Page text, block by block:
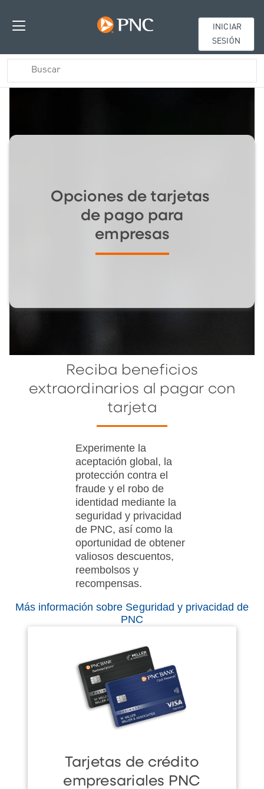
SESIÓN
Opciones de tarjetas
de pago para
empresas
Reciba beneficios
extraordinarios al pagar con
tarjeta
Experimente la
aceptación global, la
protección contra el
fraude y el robo de
identidad mediante la
seguridad y privacidad
de PNC, así como la
oportunidad de obtener
valiosos descuentos,
reembolsos y
recompensas.
Más información sobre Seguridad y privacidad de
PNC
Tarjetas de crédito
empresariales PNC